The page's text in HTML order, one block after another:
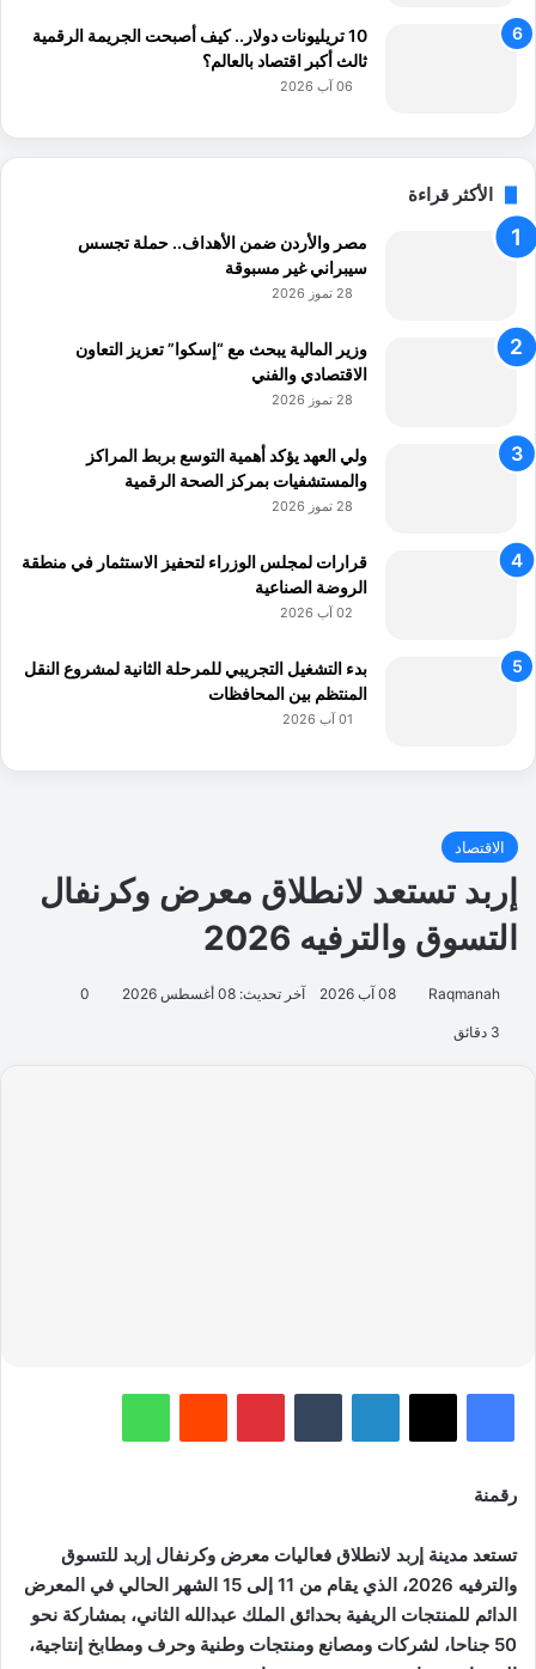
10 تريليونات دولار.. كيف أصبحت الجريمة الرقمية
ثالث أكبر اقتصاد بالعالم؟
06 آب 2026
الأكثر قراءة
مصر والأردن ضمن الأهداف.. حملة تجسس
سيبراني غير مسبوقة
28 تموز 2026
وزير المالية يبحث مع “إسكوا” تعزيز التعاون
الاقتصادي والفني
28 تموز 2026
ولي العهد يؤكد أهمية التوسع بربط المراكز
والمستشفيات بمركز الصحة الرقمية
28 تموز 2026
قرارات لمجلس الوزراء لتحفيز الاستثمار في منطقة
الروضة الصناعية
02 آب 2026
بدء التشغيل التجريبي للمرحلة الثانية لمشروع النقل
المنتظم بين المحافظات
01 آب 2026